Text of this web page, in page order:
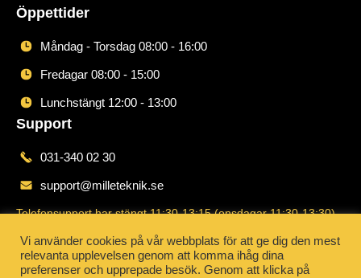
Öppettider
Måndag - Torsdag 08:00 - 16:00
Fredagar 08:00 - 15:00
Lunchstängt 12:00 - 13:00
Support
031-340 02 30
support@milleteknik.se
Telefonsupport har stängt 11:30-13:15 (onsdagar 11:30-13:30)
Order
031-340 02 30
Vi använder cookies på vår webbplats för att ge dig den mest
relevanta upplevelsen genom att komma ihåg dina
preferenser och upprepade besök. Genom att klicka på